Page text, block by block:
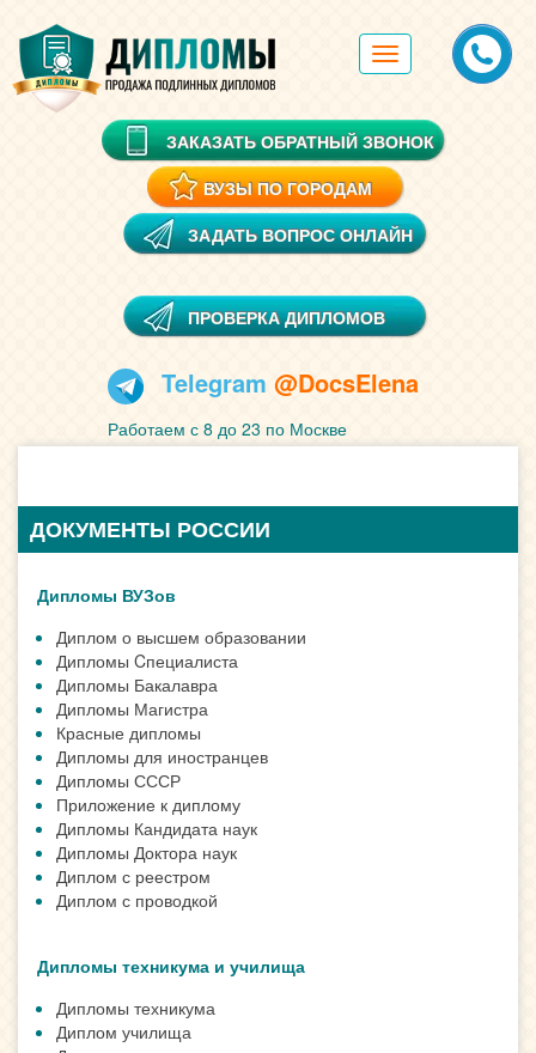
Toggle
navigation
ЗАКАЗАТЬ ОБРАТНЫЙ ЗВОНОК
ВУЗЫ ПО ГОРОДАМ
ЗАДАТЬ ВОПРОС ОНЛАЙН
ПРОВЕРКА ДИПЛОМОВ
Telegram @DocsElena
Работаем с 8 до 23 по Москве
ДОКУМЕНТЫ РОССИИ
Дипломы ВУЗов
Диплом о высшем образовании
Дипломы Cпециалиста
Дипломы Бакалавра
Дипломы Магистра
Красные дипломы
Дипломы для иностранцев
Дипломы СССР
Приложение к диплому
Дипломы Кандидата наук
Дипломы Доктора наук
Диплом с реестром
Диплом с проводкой
Дипломы техникума и училища
Дипломы техникума
Диплом училища